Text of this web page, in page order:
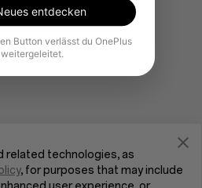
entdecken
Button verlässt du OnePlus
related technologies, as
, for purposes that may include